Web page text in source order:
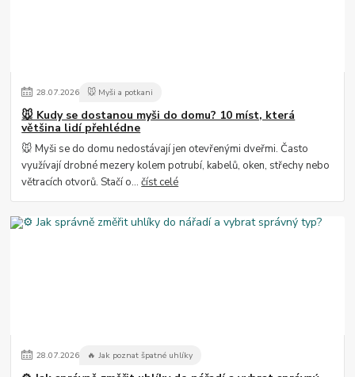
28.07.2026 🐭 Myši a potkani
🐭 Kudy se dostanou myši do domu? 10 míst, která
většina lidí přehlédne
🐭 Myši se do domu nedostávají jen otevřenými dveřmi. Často
využívají drobné mezery kolem potrubí, kabelů, oken, střechy nebo
větracích otvorů. Stačí o...číst celé
28.07.2026 🔥 Jak poznat špatné uhlíky